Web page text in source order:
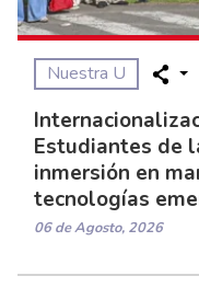
Nuestra U
Estudiantes de
inmersión en
tecnologías
06 de Agosto, 2026